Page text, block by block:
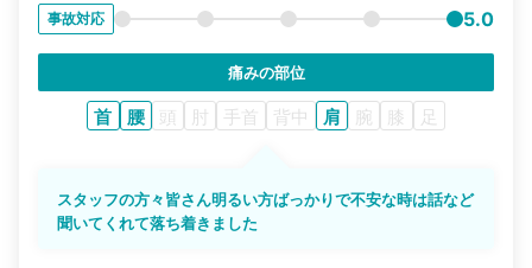
事故対応 5.0
痛みの部位
首 腰 頭 肘 手首 背中 肩 腕 膝 足
スタッフの方々皆さん明るい方ばっかりで不安な時は話など
聞いてくれて落ち着きました